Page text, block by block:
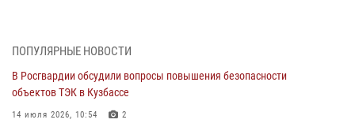
07 августа 2026, 05:32
С 1 сентября 2026 года вступает в силу новый федеральный закон о
частной охранной деятельности
06 августа 2026, 10:19
ПОПУЛЯРНЫЕ НОВОСТИ
В Росгвардии обсудили вопросы повышения безопасности
объектов ТЭК в Кузбассе
14 июля 2026, 10:54 2